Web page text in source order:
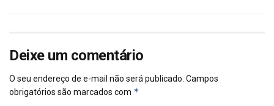
Deixe um comentário
O seu endereço de e-mail não será publicado. Campos
obrigatórios são marcados com *